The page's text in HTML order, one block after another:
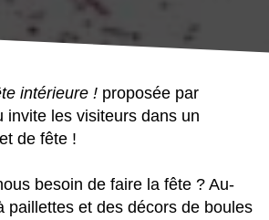
intérieure ! proposée par
invite les visiteurs dans un
de fête !
besoin de faire la fête ? Au-
paillettes et des décors de boules